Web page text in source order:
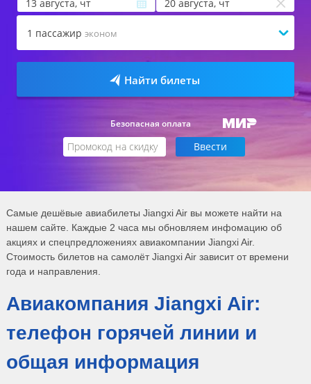
13 августа, чт 20 августа, чт
1 пассажир эконом
Найти билеты
Безопасная оплата
Самые дешёвые авиабилеты Jiangxi Air вы можете найти на
нашем сайте. Каждые 2 часа мы обновляем инфомацию об
акциях и спецпредложениях авиакомпании Jiangxi Air.
Стоимость билетов на самолёт Jiangxi Air зависит от времени
года и направления.
Авиакомпания Jiangxi Air:
телефон горячей линии и
общая информация